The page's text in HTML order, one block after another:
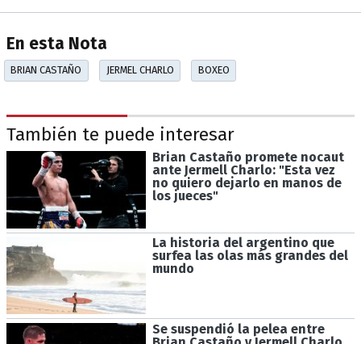
En esta Nota
BRIAN CASTAÑO JERMEL CHARLO BOXEO
También te puede interesar
Brian Castaño promete nocaut
ante Jermell Charlo: "Esta vez
no quiero dejarlo en manos de
los jueces"
La historia del argentino que
surfea las olas más grandes del
mundo
Se suspendió la pelea entre